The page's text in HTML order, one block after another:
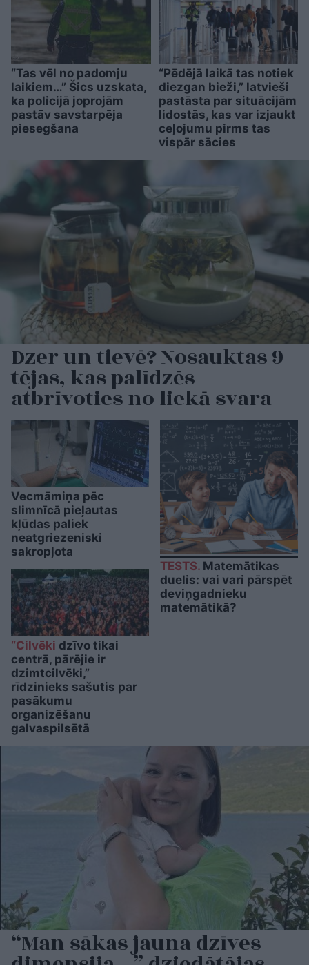
“Tas vēl no padomju
laikiem…” Šics uzskata,
ka policijā joprojām
pastāv savstarpēja
piesegšana
“Pēdējā laikā tas notiek
diezgan bieži,” latvieši
pastāsta par situācijām
lidostās, kas var izjaukt
ceļojumu pirms tas
vispār sācies
Dzer un tievē? Nosauktas 9
tējas, kas palīdzēs
atbrīvoties no liekā svara
Vecmāmiņa pēc
slimnīcā pieļautas
kļūdas paliek
neatgriezeniski
sakropļota
“Cilvēki dzīvo tikai
centrā, pārējie ir
dzimtcilvēki,”
rīdzinieks sašutis par
pasākumu
organizēšanu
galvaspilsētā
TESTS. Matemātikas
duelis: vai vari pārspēt
deviņgadnieku
matemātikā?
“Man sākas jauna dzīves